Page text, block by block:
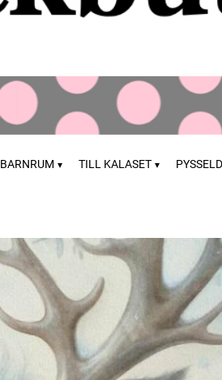
BARNRUM TILL KALASET